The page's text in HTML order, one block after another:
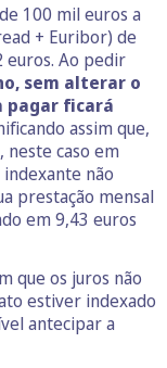
100 mil euros a
+ Euribor) de
euros. Ao pedir
sem alterar o
ficará
assim que,
neste caso em
não
prestação mensal
em 9,43 euros
que os juros não
estiver indexado
antecipar a